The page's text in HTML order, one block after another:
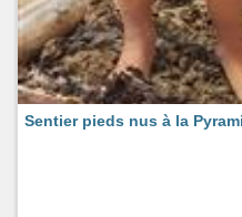
Sentier pieds nus à la